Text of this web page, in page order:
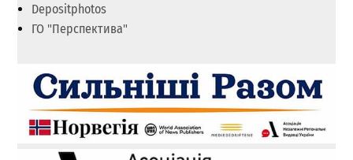
Depositphotos
ГО "Перспектива"